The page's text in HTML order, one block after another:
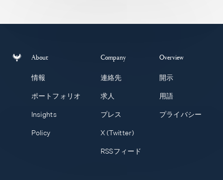
About
情報
ポートフォリオ
Insights
Policy
Company
連絡先
求人
プレス
X (Twitter)
RSSフィード
Overview
開示
用語
プライバシー